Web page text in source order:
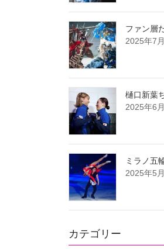
ファン層
2025年7
樋口新葉
2025年6
ミラノ五
2025年5
カテゴリー